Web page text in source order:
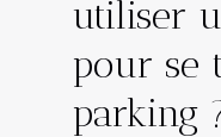
utiliser
pour se
parking